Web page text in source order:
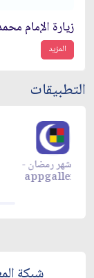
زيارة الإمام
المزيد
التطبيقات
زاد شهر رمضان -
appgallery